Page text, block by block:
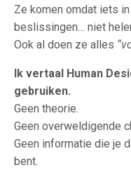
Ze komen omdat iets
beslissingen… niet
Ook al doen ze alles
Ik vertaal Human
gebruiken.
Geen theorie.
Geen overweldigende
Geen informatie die je
bent.